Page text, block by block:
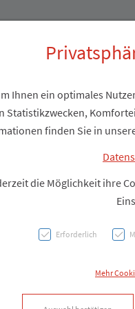
Ihnen ein optimales
Statistikzwecken,
finden Sie in
die Möglichkeit ihre
Erforderlich
Mehr